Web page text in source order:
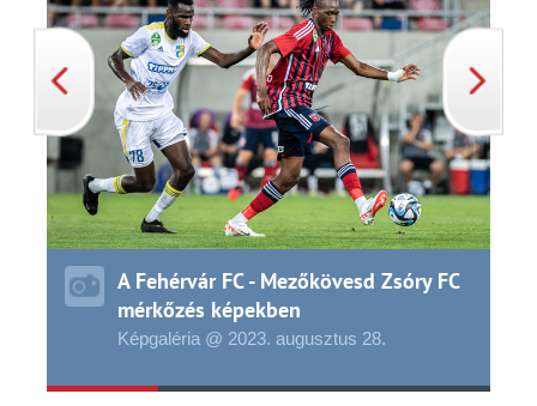
A Fehérvár FC - Mezőkövesd Zsóry FC
mérkőzés képekben
Képgaléria @ 2023. augusztus 28.